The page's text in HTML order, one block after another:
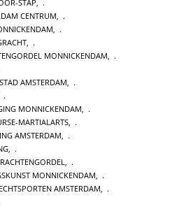
STAP
CENTRUM
MONNICKENDAM
AMSTERDAM
MONNICKENDAM,
MARTIALARTS,
AMSTERDAM,
,
,
MONNICKENDAM,
AMSTERDAM,